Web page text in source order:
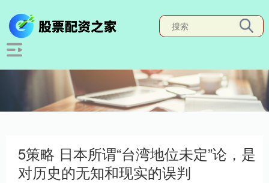
5策略 日本所谓“台湾地位未定”论，是
对历史的无知和现实的误判